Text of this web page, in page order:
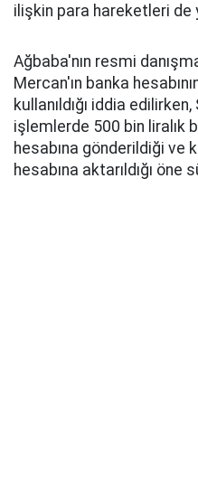
ilişkin para hareketleri de
Ağbaba'nın resmi
Mercan'ın banka
kullanıldığı iddia
işlemlerde 500 bin liralık
hesabına gönderildiği ve
hesabına aktarıldığı öne